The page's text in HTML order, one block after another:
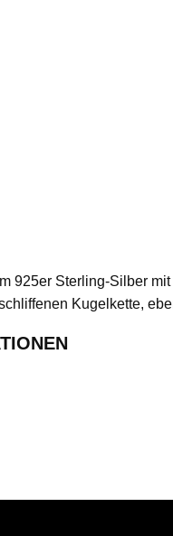
925er Sterling-Silber
Kugelkette,